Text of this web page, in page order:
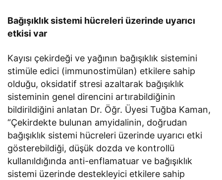
Bağışıklık sistemi hücreleri üzerinde uyarıcı
etkisi var
Kayısı çekirdeği ve yağının bağışıklık sistemini
stimüle edici (immunostimülan) etkilere sahip
olduğu, oksidatif stresi azaltarak bağışıklık
sisteminin genel direncini artırabildiğinin
bildirildiğini anlatan Dr. Öğr. Üyesi Tuğba Kaman,
“Çekirdekte bulunan amyidalinin, doğrudan
bağışıklık sistemi hücreleri üzerinde uyarıcı etki
gösterebildiği, düşük dozda ve kontrollü
kullanıldığında anti-enflamatuar ve bağışıklık
sistemi üzerinde destekleyici etkilere sahip